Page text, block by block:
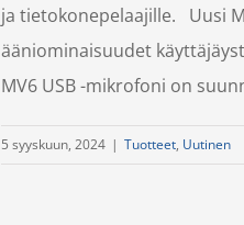
ja tietokonepelaajille. Uusi
ääniominaisuudet
MV6 USB -mikrofoni on
5 syyskuun, 2024 | Tuotteet, Uutinen